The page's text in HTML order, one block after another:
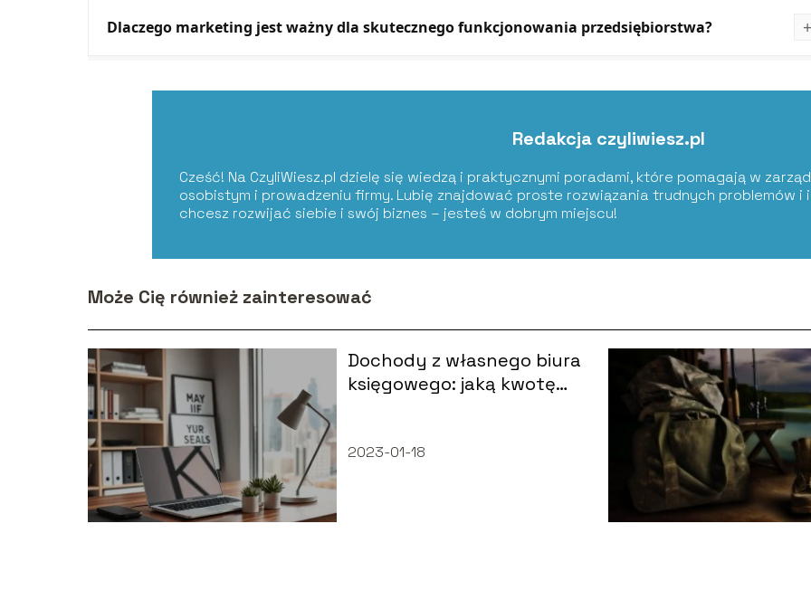
Dlaczego marketing jest ważny dla skutecznego funkcjonowania przedsiębiorstwa?
Redakcja czyliwiesz.pl
Cześć! Na CzyliWiesz.pl dzielę się wiedzą i praktycznymi poradami, które pomagają w
osobistym i prowadzeniu firmy. Lubię znajdować proste rozwiązania trudnych problemów i
chcesz rozwijać siebie i swój biznes – jesteś w dobrym miejscu!
Może Cię również zainteresować
Dochody z własnego biura
księgowego: jaką kwotę
2023-01-18